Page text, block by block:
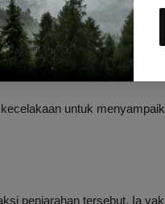
1 atau 2 kilogram nggak
untuk
penjarahan tersebut. Ia